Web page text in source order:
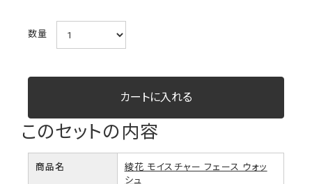
数量
このセットの内容
商品名
綾花 モイスチャー フェース ウォッ
シュ